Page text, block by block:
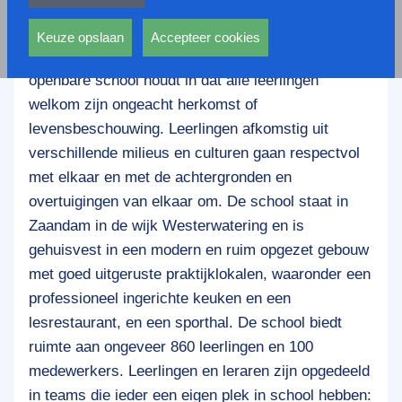
Compaen VMBO is een openbare school, die deel
uitmaakt van de stichting Openbaar Voortgezet
Onderwijs Zaanstad (OVO Zaanstad). Een
openbare school houdt in dat alle leerlingen
welkom zijn ongeacht herkomst of
levensbeschouwing. Leerlingen afkomstig uit
verschillende milieus en culturen gaan respectvol
met elkaar en met de achtergronden en
overtuigingen van elkaar om. De school staat in
Zaandam in de wijk Westerwatering en is
gehuisvest in een modern en ruim opgezet gebouw
met goed uitgeruste praktijklokalen, waaronder een
professioneel ingerichte keuken en een
lesrestaurant, en een sporthal. De school biedt
ruimte aan ongeveer 860 leerlingen en 100
medewerkers. Leerlingen en leraren zijn opgedeeld
in teams die ieder een eigen plek in school hebben:
andere wordt voorkomen dat dezelfde advertentie
voortdurend verschijnt.
Keuze opslaan Accepteer cookies